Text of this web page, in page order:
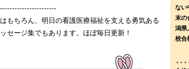
もちろん、明日の看護医療福祉を支える勇気ある
セージ集でもあります。ほぼ毎日更新！